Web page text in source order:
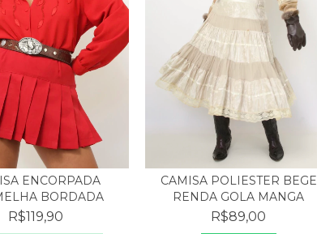
ENCORPADA
BORDADA
R$119,90
CAMISA POLIESTER BEGE
RENDA GOLA MANGA
R$89,00